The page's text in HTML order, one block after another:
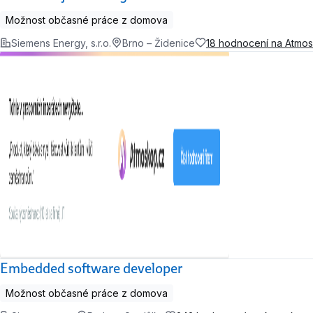
Možnost občasné práce z domova
Siemens Energy, s.r.o.
Brno – Židenice 18 hodnocení na
Embedded software developer
Možnost občasné práce z domova